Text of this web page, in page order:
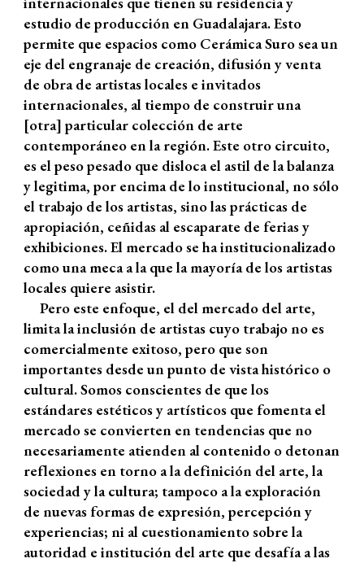
estudio de producción en Guadalajara. Esto
permite que espacios como Cerámica Suro sea un
eje del engranaje de creación, difusión y venta
de obra de artistas locales e invitados
internacionales, al tiempo de construir una
[otra] particular colección de arte
contemporáneo en la región. Este otro circuito,
es el peso pesado que disloca el astil de la balanza
y legitima, por encima de lo institucional, no sólo
el trabajo de los artistas, sino las prácticas de
apropiación, ceñidas al escaparate de ferias y
exhibiciones. El mercado se ha institucionalizado
como una meca a la que la mayoría de los artistas
locales quiere asistir.
Pero este enfoque, el del mercado del arte,
limita la inclusión de artistas cuyo trabajo no es
comercialmente exitoso, pero que son
importantes desde un punto de vista histórico o
cultural. Somos conscientes de que los
estándares estéticos y artísticos que fomenta el
mercado se convierten en tendencias que no
necesariamente atienden al contenido o detonan
reflexiones en torno a la definición del arte, la
sociedad y la cultura; tampoco a la exploración
de nuevas formas de expresión, percepción y
experiencias; ni al cuestionamiento sobre la
autoridad e institución del arte que desafía a las